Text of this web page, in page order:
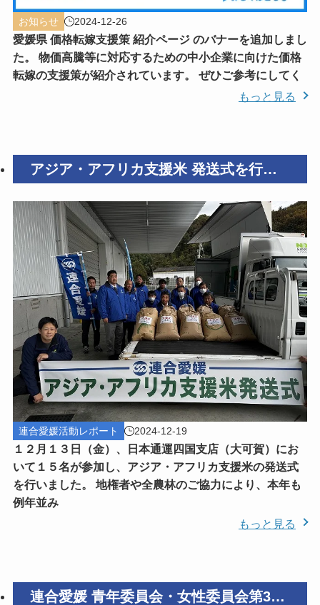
お知らせ 2024-12-26
愛媛県 価格転嫁支援策 紹介ページ のバナーを追加しまし
た。 物価高騰等に対応するための中小企業に向けた価格
転嫁の支援策が紹介されています。 ぜひご参考にしてく
もっと見る
アジア・アフリカ支援米 発送式を行い
ました！
連合愛媛活動レポート 2024-12-19
１２月１３日（金）、日本通運四国支店（大可賀）にお
いて１５名が参加し、アジア・アフリカ支援米の発送式
を行いました。 地権者や全農林のご協力により、本年も
例年並み
もっと見る
連合愛媛 青年委員会・女性委員会第36